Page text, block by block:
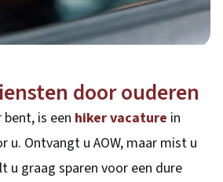
door ouderen
bent, is een hiker vacature in
u. Ontvangt u AOW, maar mist u
u graag sparen voor een dure